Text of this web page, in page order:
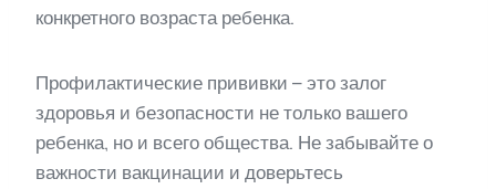
конкретного возраста ребенка.
Профилактические прививки – это залог
здоровья и безопасности не только вашего
ребенка, но и всего общества. Не забывайте о
важности вакцинации и доверьтесь